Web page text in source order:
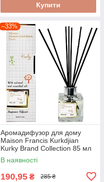
Купити
–33%
Аромадифузор для дому
Maison Francis Kurkdjian
Kurky Brand Collection 85 мл
В наявності
190,95 ₴ 285 ₴